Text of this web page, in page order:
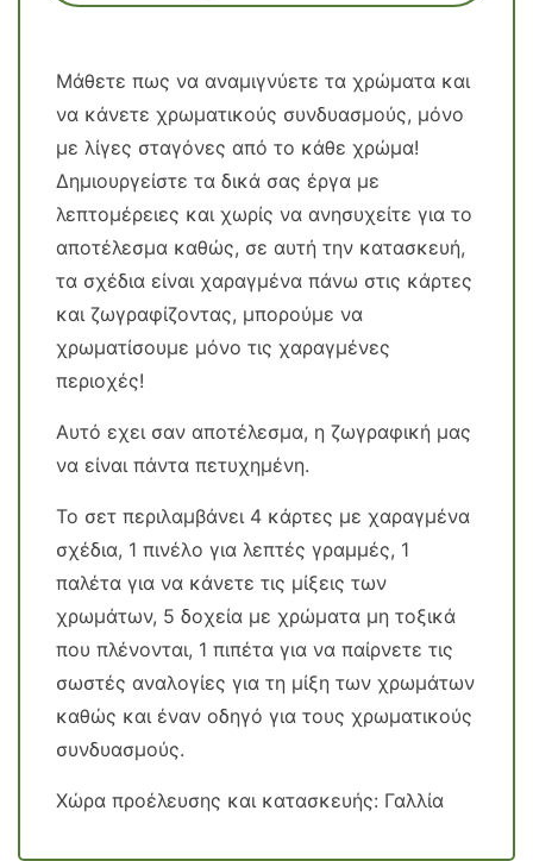
Μάθετε πως να αναμιγνύετε τα χρώματα και
να κάνετε χρωματικούς συνδυασμούς, μόνο
με λίγες σταγόνες από το κάθε χρώμα!
Δημιουργείστε τα δικά σας έργα με
λεπτομέρειες και χωρίς να ανησυχείτε για το
αποτέλεσμα καθώς, σε αυτή την κατασκευή,
τα σχέδια είναι χαραγμένα πάνω στις κάρτες
και ζωγραφίζοντας, μπορούμε να
χρωματίσουμε μόνο τις χαραγμένες
περιοχές!
Αυτό εχει σαν αποτέλεσμα, η ζωγραφική μας
να είναι πάντα πετυχημένη.
Το σετ περιλαμβάνει 4 κάρτες με χαραγμένα
σχέδια, 1 πινέλο για λεπτές γραμμές, 1
παλέτα για να κάνετε τις μίξεις των
χρωμάτων, 5 δοχεία με χρώματα μη τοξικά
που πλένονται, 1 πιπέτα για να παίρνετε τις
σωστές αναλογίες για τη μίξη των χρωμάτων
καθώς και έναν οδηγό για τους χρωματικούς
συνδυασμούς.
Χώρα προέλευσης και κατασκευής: Γαλλία